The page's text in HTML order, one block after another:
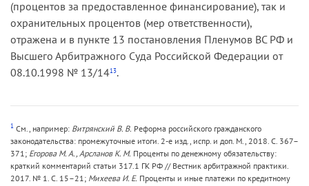
(процентов за предоставленное финансирование), так и
охранительных процентов (мер ответственности),
отражена и в пункте 13 постановления Пленумов ВС РФ и
Высшего Арбитражного Суда Российской Федерации от
08.10.1998 № 13/1413.
1 См., например: Витрянский В. В. Реформа российского гражданского
законодательства: промежуточные итоги. 2-е изд., испр. и доп. М., 2018. С. 367–
371; Егорова М. А., Арсланов К. М. Проценты по денежному обязательству:
краткий комментарий статьи 317.1 ГК РФ // Вестник арбитражной практики.
2017. № 1. С. 15–21; Михеева И. Е. Проценты и иные платежи по кредитному